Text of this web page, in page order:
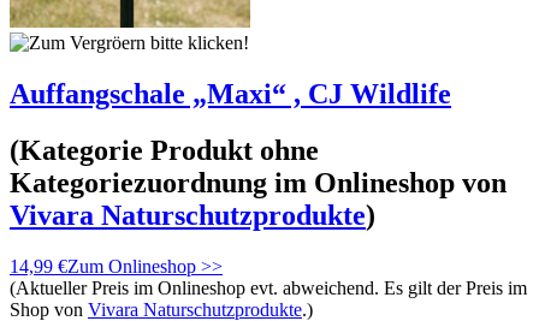
Auffangschale „Maxi“ , CJ Wildlife
(Kategorie Produkt ohne
Kategoriezuordnung im Onlineshop von
Vivara Naturschutzprodukte)
14,99 €Zum Onlineshop >>
(Aktueller Preis im Onlineshop evt. abweichend. Es gilt der Preis im
Shop von Vivara Naturschutzprodukte.)